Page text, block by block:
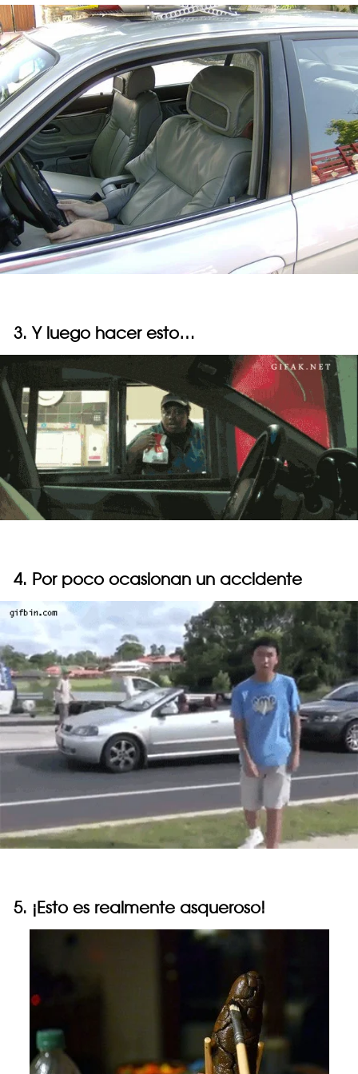
3. Y luego hacer esto…
4. Por poco ocasionan un accidente
5. ¡Esto es realmente asqueroso!